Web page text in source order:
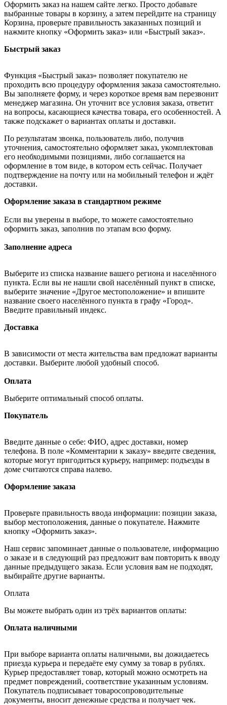
Оформить заказ на нашем сайте легко. Просто добавьте
выбранные товары в корзину, а затем перейдите на страницу
Корзина, проверьте правильность заказанных позиций и
нажмите кнопку «Оформить заказ» или «Быстрый заказ».
Быстрый заказ
Функция «Быстрый заказ» позволяет покупателю не
проходить всю процедуру оформления заказа самостоятельно.
Вы заполняете форму, и через короткое время вам перезвонит
менеджер магазина. Он уточнит все условия заказа, ответит
на вопросы, касающиеся качества товара, его особенностей. А
также подскажет о вариантах оплаты и доставки.
По результатам звонка, пользователь либо, получив
уточнения, самостоятельно оформляет заказ, укомплектовав
его необходимыми позициями, либо соглашается на
оформление в том виде, в котором есть сейчас. Получает
подтверждение на почту или на мобильный телефон и ждёт
доставки.
Оформление заказа в стандартном режиме
Если вы уверены в выборе, то можете самостоятельно
оформить заказ, заполнив по этапам всю форму.
Заполнение адреса
Выберите из списка название вашего региона и населённого
пункта. Если вы не нашли свой населённый пункт в списке,
выберите значение «Другое местоположение» и впишите
название своего населённого пункта в графу «Город».
Введите правильный индекс.
Доставка
В зависимости от места жительства вам предложат варианты
доставки. Выберите любой удобный способ.
Оплата
Выберите оптимальный способ оплаты.
Покупатель
Введите данные о себе: ФИО, адрес доставки, номер
телефона. В поле «Комментарии к заказу» введите сведения,
которые могут пригодиться курьеру, например: подъезды в
доме считаются справа налево.
Оформление заказа
Проверьте правильность ввода информации: позиции заказа,
выбор местоположения, данные о покупателе. Нажмите
кнопку «Оформить заказ».
Наш сервис запоминает данные о пользователе, информацию
о заказе и в следующий раз предложит вам повторить к вводу
данные предыдущего заказа. Если условия вам не подходят,
выбирайте другие варианты.
Оплата
Вы можете выбрать один из трёх вариантов оплаты:
Оплата наличными
При выборе варианта оплаты наличными, вы дожидаетесь
приезда курьера и передаёте ему сумму за товар в рублях.
Курьер предоставляет товар, который можно осмотреть на
предмет повреждений, соответствие указанным условиям.
Покупатель подписывает товаросопроводительные
документы, вносит денежные средства и получает чек.